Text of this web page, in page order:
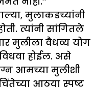
मुलाकडच्यांनी
त्यांनी सांगितले
मुलीला वैधव्य योग
होईल. असे
आमच्या मुलीशी
आठया स्पष्ट